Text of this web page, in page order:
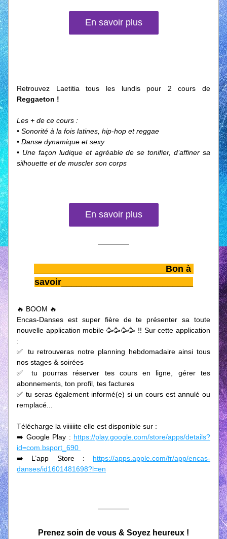
En savoir plus
Reggaeton !
Les + de ce cours :
• Sonorité à la fois latines, hip-hop et reggae
• Danse dynamique et sexy
• Une façon ludique et agréable de se tonifier, d’affiner sa
silhouette et de muscler son corps
En savoir plus
Bon à
savoir__________________________
🔥 BOOM 🔥
Encas-Danses est super fière de te présenter sa toute
nouvelle application mobile 🥳🥳🥳🥳 !! Sur cette application
:
✅ tu retrouveras notre planning hebdomadaire ainsi tous
nos stages & soirées
✅ tu pourras réserver tes cours en ligne, gérer tes
abonnements, ton profil, tes factures
✅ tu seras également informé(e) si un cours est annulé ou
remplacé...
Télécharge la viiiiiite elle est disponible sur :
➡️ Google Play : https://play.google.com/store/apps/details?
id=com.bsport_690
➡️ L’app Store : https://apps.apple.com/fr/app/encas-
danses/id1601481698?l=en
Prenez soin de vous & Soyez heureux !